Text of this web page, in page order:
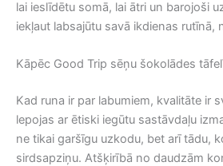
lai ieslīdētu somā, lai ātri un barojoši
iekļaut labsajūtu savā ikdienas rutīnā,
Kāpēc Good Trip sēņu šokolādes
Kad runa ir par labumiem, kvalitāte ir
lepojas ar ētiski iegūtu sastāvdaļu
ne tikai garšīgu uzkodu, bet arī tādu,
sirdsapziņu. Atšķirībā no daudzām